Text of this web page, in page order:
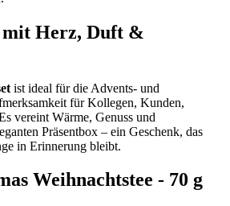
mit Herz, Duft &
ist ideal für die Advents- und
für Kollegen, Kunden,
vereint Wärme, Genuss und
Präsentbox – ein Geschenk, das
in Erinnerung bleibt.
Weihnachtstee - 70 g